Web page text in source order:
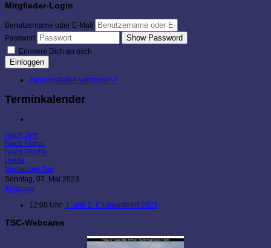
Mitglieder-Login
Benutzername oder E-Mail
Passwort
Show Password
Erinnere Dich an mich
Einloggen
Zugangsdaten vergessen?
Terminkalender
Nach Jahr
Nach Monat
Nach Woche
Heute
Vorheriger Tag
Sonntag, 07. Mai 2023
Folgetag
12:00 Uhr 1. und 2. Clubwettfahrt 2023
TSC-Webcams